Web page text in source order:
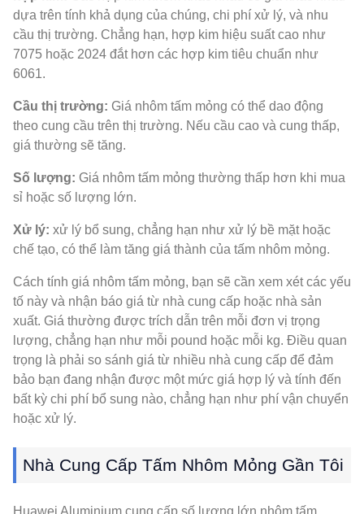
dựa trên tính khả dụng của chúng, chi phí xử lý, và nhu
cầu thị trường. Chẳng hạn, hợp kim hiệu suất cao như
7075 hoặc 2024 đắt hơn các hợp kim tiêu chuẩn như
6061.
Cầu thị trường: Giá nhôm tấm mỏng có thể dao động
theo cung cầu trên thị trường. Nếu cầu cao và cung thấp,
giá thường sẽ tăng.
Số lượng: Giá nhôm tấm mỏng thường thấp hơn khi mua
sỉ hoặc số lượng lớn.
Xử lý: xử lý bổ sung, chẳng hạn như xử lý bề mặt hoặc
chế tạo, có thể làm tăng giá thành của tấm nhôm mỏng.
Cách tính giá nhôm tấm mỏng, bạn sẽ cần xem xét các yếu
tố này và nhận báo giá từ nhà cung cấp hoặc nhà sản
xuất. Giá thường được trích dẫn trên mỗi đơn vị trọng
lượng, chẳng hạn như mỗi pound hoặc mỗi kg. Điều quan
trọng là phải so sánh giá từ nhiều nhà cung cấp để đảm
bảo bạn đang nhận được một mức giá hợp lý và tính đến
bất kỳ chi phí bổ sung nào, chẳng hạn như phí vận chuyển
hoặc xử lý.
Nhà Cung Cấp Tấm Nhôm Mỏng Gần Tôi
Huawei Aluminium cung cấp số lượng lớn nhôm tấm